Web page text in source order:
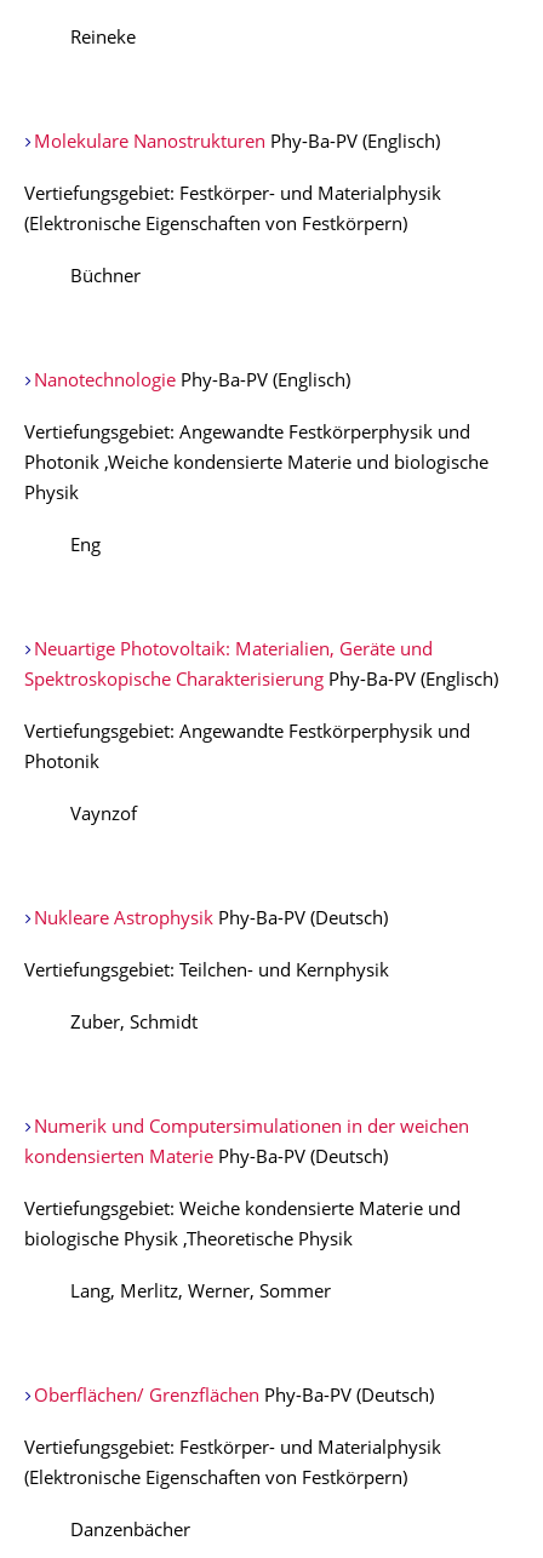
Reineke
Molekulare Nanostrukturen Phy-Ba-PV (Englisch)
Vertiefungsgebiet: Festkörper- und Materialphysik
(Elektronische Eigenschaften von Festkörpern)
Büchner
Nanotechnologie Phy-Ba-PV (Englisch)
Vertiefungsgebiet: Angewandte Festkörperphysik und
Photonik ,Weiche kondensierte Materie und biologische
Physik
Eng
Neuartige Photovoltaik: Materialien, Geräte und
Spektroskopische Charakterisierung Phy-Ba-PV (Englisch)
Vertiefungsgebiet: Angewandte Festkörperphysik und
Photonik
Vaynzof
Nukleare Astrophysik Phy-Ba-PV (Deutsch)
Vertiefungsgebiet: Teilchen- und Kernphysik
Zuber, Schmidt
Numerik und Computersimulationen in der weichen
kondensierten Materie Phy-Ba-PV (Deutsch)
Vertiefungsgebiet: Weiche kondensierte Materie und
biologische Physik ,Theoretische Physik
Lang, Merlitz, Werner, Sommer
Oberflächen/ Grenzflächen Phy-Ba-PV (Deutsch)
Vertiefungsgebiet: Festkörper- und Materialphysik
(Elektronische Eigenschaften von Festkörpern)
Danzenbächer